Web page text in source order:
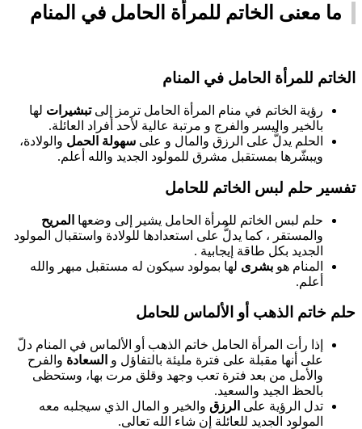
ما معنى الخاتم للمرأة الحامل في المنام
الخاتم للمرأة الحامل في المنام
رؤية الخاتم في منام المرأة الحامل ترمز إلىتبشيرات لها
بالخير واليسر والفرج و مرتبة عالية لأحد أفراد العائلة.
الحلم يدلُّ على الرزق والمال و على سهولة الحمل والولادة،
ويبشّرها بمستقبل مشرق للمولود الجديد والله أعلم.
تفسير حلم لبس الخاتم للحامل
حلم لبس الخاتم للمرأة الحامل يشير إلى وضعها المريح
والمستقر ، كما يدلُّ على استعدادها للولادة واستقبال المولود
الجديد بكل طاقة إيجابية .
المنام هو بشرى لها بمولود سيكون له مستقبل مبهر والله
أعلم.
حلم خاتم الذهب أو الألماس للحامل
إذا رأت المرأة الحامل خاتم الذهب أو الألماس في المنام دلّ
على أنها مقبلة على فترة مليئة بالتفاؤل و السعادة والفرح
والأمل من بعد فترة تعب وجهد وقلق مرت بها، وستحظى
بالحظ الجيد والسعيد.
تدل الرؤية على الرزق والخير و المال الذي سيجلبه معه
المولود الجديد للعائلة إن شاء الله تعالى.